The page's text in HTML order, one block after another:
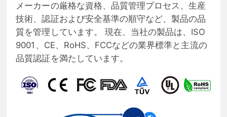
メーカーの厳格な資格、品質管理プロセス、生産
技術、認証および安全基準の順守など、製品の品
質を管理しています。 現在、当社の製品は、ISO
9001、CE、RoHS、FCCなどの業界標準と主流の
品質認証を満たしています。